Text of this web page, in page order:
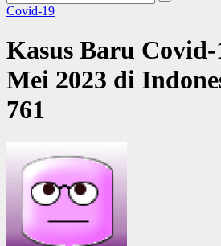
Covid-19
Kasus Baru Covid-
Mei 2023 di
761